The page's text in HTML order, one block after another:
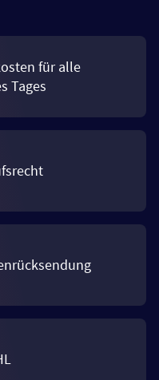
für alle
Tages